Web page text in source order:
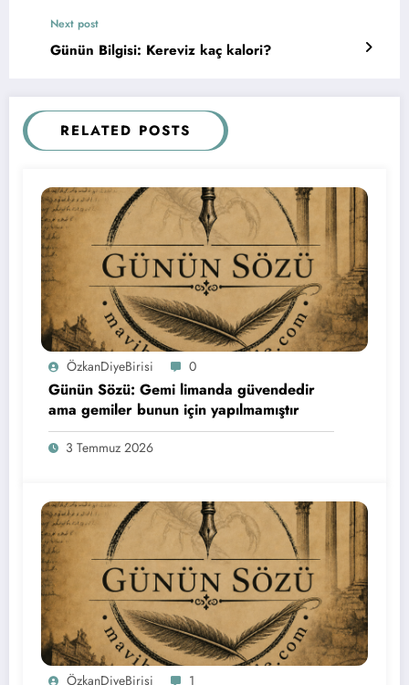
Next post
Günün Bilgisi: Kereviz kaç kalori?
RELATED POSTS
ÖzkanDiyeBirisi 0
Günün Sözü: Gemi limanda güvendedir
ama gemiler bunun için yapılmamıştır
3 Temmuz 2026
ÖzkanDiyeBirisi 1